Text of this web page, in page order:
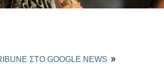
ΣΤΟ GOOGLE NEWS